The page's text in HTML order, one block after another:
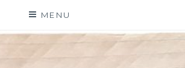
MENU